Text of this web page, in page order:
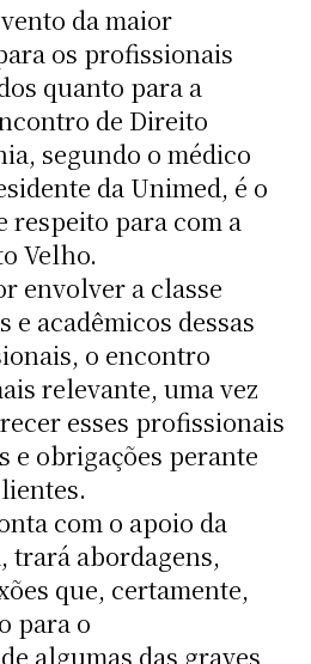
da maior
os profissionais
quanto para a
de Direito
segundo o médico
da Unimed, é o
respeito para com a
Velho.
envolver a classe
e acadêmicos dessas
o encontro
relevante, uma vez
esses profissionais
e obrigações perante
com o apoio da
trará abordagens,
que, certamente,
para o
algumas das graves